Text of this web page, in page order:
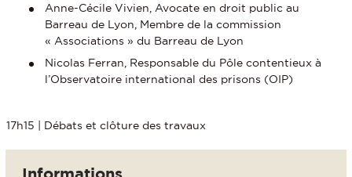
Anne-Cécile Vivien, Avocate en droit public au
Barreau de Lyon, Membre de la commission
« Associations » du Barreau de Lyon
Nicolas Ferran, Responsable du Pôle contentieux à
l’Observatoire international des prisons (OIP)
17h15 | Débats et clôture des travaux